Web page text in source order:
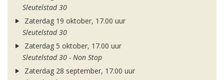
Sleutelstad 30
Zaterdag 19 oktober, 17.00 uur
Sleutelstad 30
Zaterdag 5 oktober, 17.00 uur
Sleutelstad 30 - Non Stop
Zaterdag 28 september, 17.00 uur